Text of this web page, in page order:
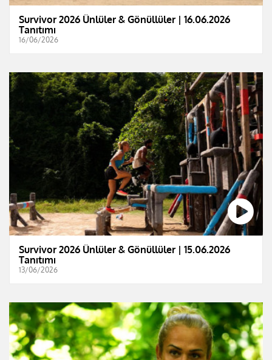
Survivor 2026 Ünlüler & Gönüllüler | 16.06.2026
Tanıtımı
16/06/2026
Survivor 2026 Ünlüler & Gönüllüler | 15.06.2026
Tanıtımı
13/06/2026